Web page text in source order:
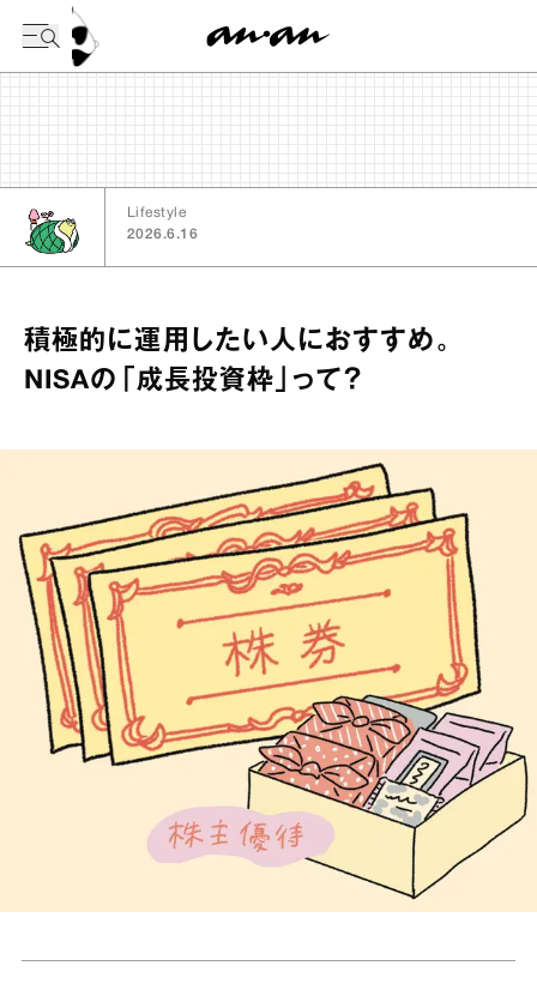
Lifestyle
2026.6.16
積極的に運用したい人におすすめ。
NISAの「成長投資枠」って？